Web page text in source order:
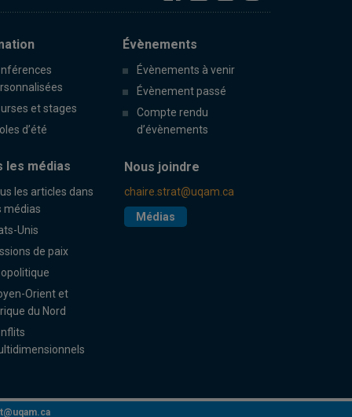
et stages
d’été
Évènements
Évènements à venir
Évènement passé
Compte rendu
d’évènements
les médias
les articles dans
médias
Unis
de paix
Orient et
du Nord
Nous joindre
chaire.strat@uqam.ca
Médias